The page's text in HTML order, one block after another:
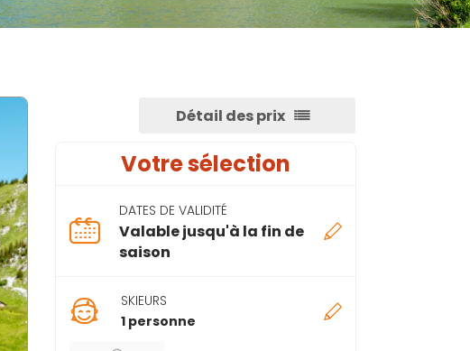
Détail des prix
Votre sélection
DATES DE VALIDITÉ
Valable jusqu'à la fin de
saison
SKIEURS
1 personne